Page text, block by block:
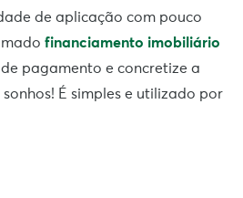
de aplicação com pouco
financiamento imobiliário
pagamento e concretize a
É simples e utilizado por